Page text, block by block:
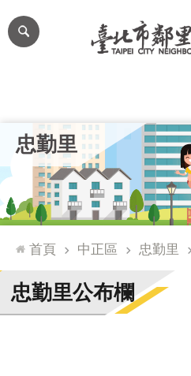
跳到主要內容區塊
網
站
台
通
臺
北
市
忠勤里
首頁 中正區 忠勤里
忠勤里公布欄